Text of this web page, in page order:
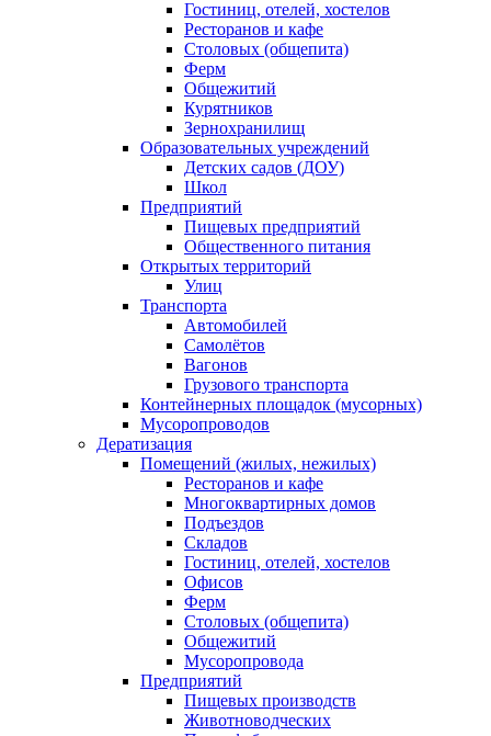
Гостиниц, отелей, хостелов
Ресторанов и кафе
Столовых (общепита)
Ферм
Общежитий
Курятников
Зернохранилищ
Образовательных учреждений
Детских садов (ДОУ)
Школ
Предприятий
Пищевых предприятий
Общественного питания
Открытых территорий
Улиц
Транспорта
Автомобилей
Самолётов
Вагонов
Грузового транспорта
Контейнерных площадок (мусорных)
Мусоропроводов
Дератизация
Помещений (жилых, нежилых)
Ресторанов и кафе
Многоквартирных домов
Подъездов
Складов
Гостиниц, отелей, хостелов
Офисов
Ферм
Столовых (общепита)
Общежитий
Мусоропровода
Предприятий
Пищевых производств
Животноводческих